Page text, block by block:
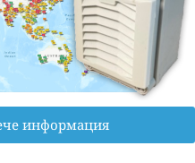
информация